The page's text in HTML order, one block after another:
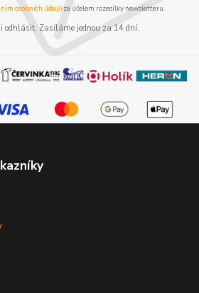
osobních údajůza účelem rozesílky newsletteru.
odhlásit. Zasíláme jednou za 14 dní.